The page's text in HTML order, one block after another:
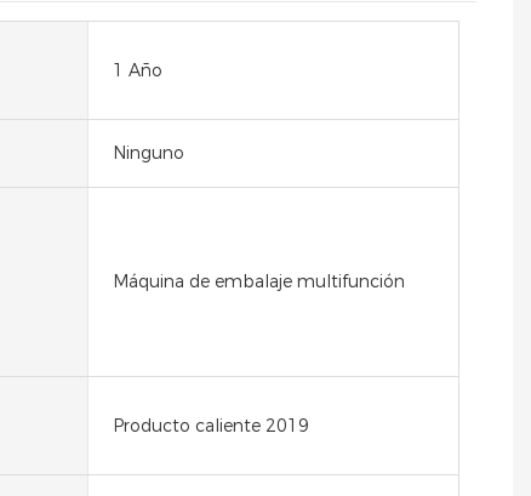
1 Año
Ninguno
Máquina de embalaje multifunción
Producto caliente 2019